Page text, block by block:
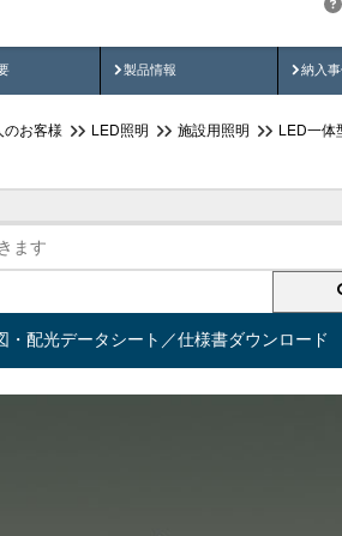
製品情報
製品動画 納入
納
のお客様 LED照明 施設用照明 LED一体
・配光データシート／仕様書ダウンロード